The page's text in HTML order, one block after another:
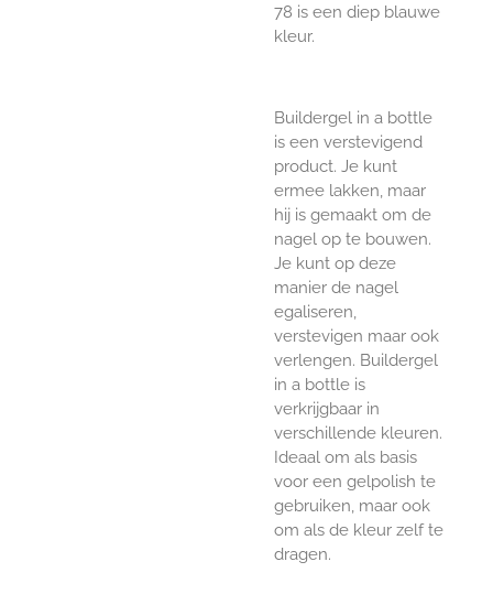
78 is een diep blauwe
kleur.
Buildergel in a bottle
is een verstevigend
product. Je kunt
ermee lakken, maar
hij is gemaakt om de
nagel op te bouwen.
Je kunt op deze
manier de nagel
egaliseren,
verstevigen maar ook
verlengen. Buildergel
in a bottle is
verkrijgbaar in
verschillende kleuren.
Ideaal om als basis
voor een gelpolish te
gebruiken, maar ook
om als de kleur zelf te
dragen.